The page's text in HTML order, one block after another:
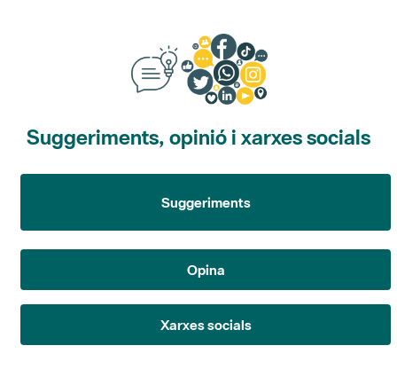
Suggeriments, opinió i xarxes socials
Suggeriments
Opina
Xarxes socials